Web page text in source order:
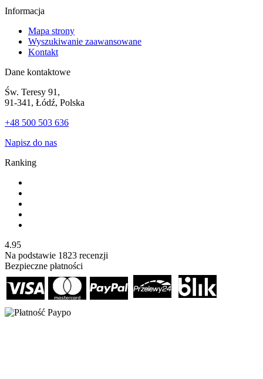
Informacja
Mapa strony
Wyszukiwanie zaawansowane
Kontakt
Dane kontaktowe
Św. Teresy 91,
91-341, Łódź, Polska
+48 500 503 636
Napisz do nas
Ranking
4.95
Na podstawie 1823 recenzji
Bezpieczne płatności